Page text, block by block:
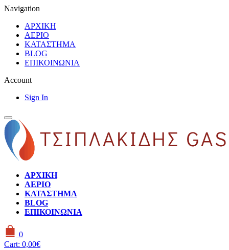
Navigation
ΑΡΧΙΚΗ
ΑΕΡΙΟ
ΚΑΤΑΣΤΗΜΑ
BLOG
ΕΠΙΚΟΙΝΩΝΙΑ
Account
Sign In
ΑΡΧΙΚΗ
ΑΕΡΙΟ
ΚΑΤΑΣΤΗΜΑ
BLOG
ΕΠΙΚΟΙΝΩΝΙΑ
0
Cart: 0,00€